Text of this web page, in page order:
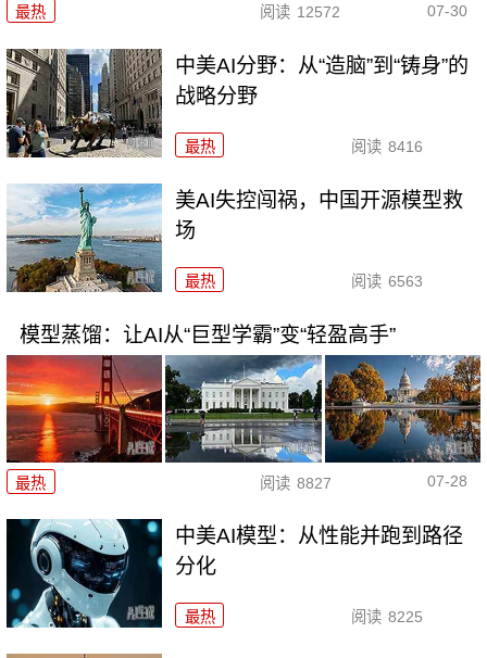
最热 阅读 12572 07-30
中美AI分野：从“造脑”到“铸身”的
战略分野
最热 阅读 8416
美AI失控闯祸，中国开源模型救
场
最热 阅读 6563
模型蒸馏：让AI从“巨型学霸”变“轻盈高手”
最热 阅读 8827 07-28
中美AI模型：从性能并跑到路径
分化
最热 阅读 8225